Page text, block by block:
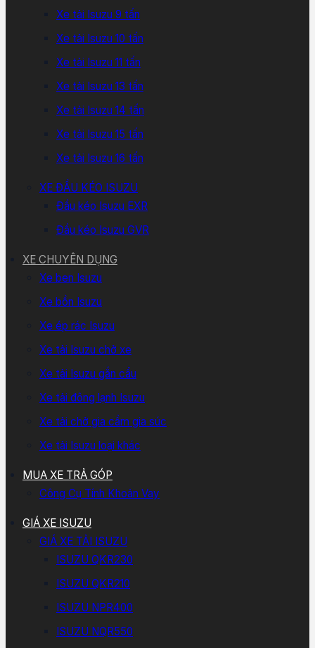
Xe tải Isuzu 9 tấn
Xe tải Isuzu 10 tấn
Xe tải Isuzu 11 tấn
Xe tải Isuzu 13 tấn
Xe tải Isuzu 14 tấn
Xe tải Isuzu 15 tấn
Xe tải Isuzu 16 tấn
XE ĐẦU KÉO ISUZU
Đầu kéo Isuzu EXR
Đầu kéo Isuzu GVR
XE CHUYÊN DỤNG
Xe ben Isuzu
Xe bồn Isuzu
Xe ép rác Isuzu
Xe tải Isuzu chở xe
Xe tải Isuzu gắn cẩu
Xe tải đông lạnh Isuzu
Xe tải chở gia cầm gia súc
Xe tải Isuzu loại khác
MUA XE TRẢ GÓP
Công Cụ Tính Khoản Vay
GIÁ XE ISUZU
GIÁ XE TẢI ISUZU
ISUZU QKR230
ISUZU QKR210
ISUZU NPR400
ISUZU NQR550